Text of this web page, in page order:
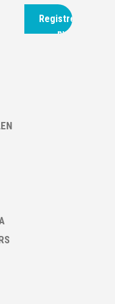
Registreer
nu